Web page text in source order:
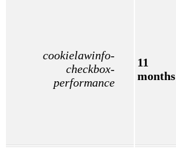
cookielawinfo-
checkbox-
performance
11
months